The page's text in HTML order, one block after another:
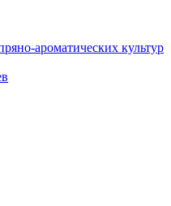
ароматических культур